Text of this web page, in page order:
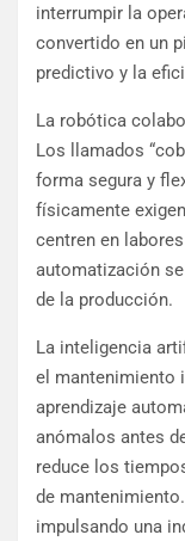
interrumpir la
convertido en un
predictivo y la
La robótica
Los llamados
forma segura y
físicamente
centren en
automatización
de la producción.
La inteligencia
el mantenimiento
aprendizaje
anómalos antes
reduce los
de
impulsando una